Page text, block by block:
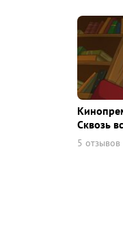
Сквозь
5 отзывов